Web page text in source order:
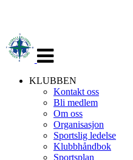
navigasjon
KLUBBEN
Kontakt oss
Bli medlem
Om oss
Organisasjon
Sportslig ledelse
Klubbhåndbok
Sportsplan